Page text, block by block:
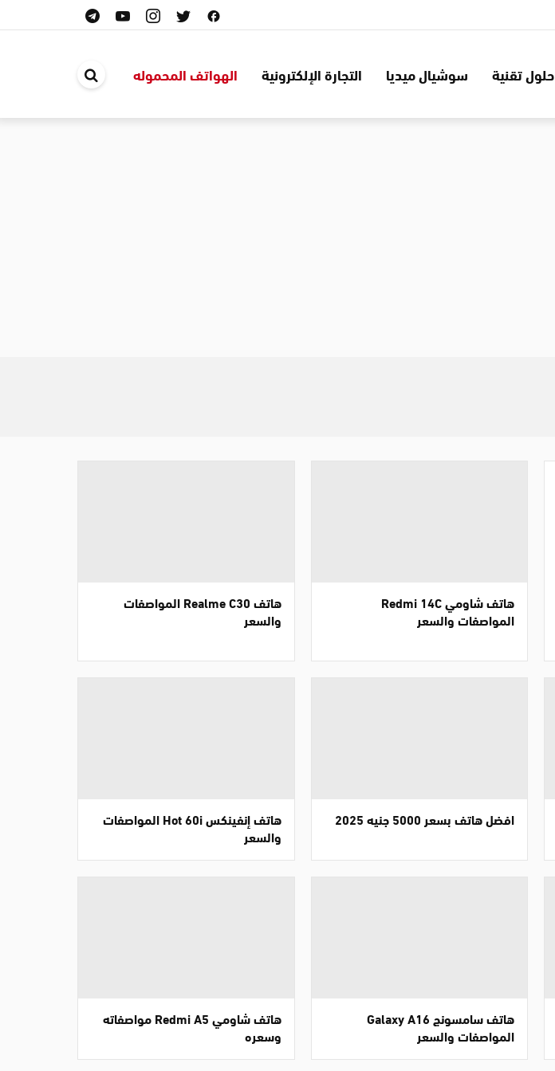
حلول تقنية سوشيال ميديا التجارة الإلكترونية الهواتف المحموله
هاتف شاومي Redmi 14C
المواصفات والسعر
هاتف Realme C30 المواصفات
والسعر
افضل هاتف بسعر 5000 جنيه 2025 هاتف إنفينكس Hot 60i المواصفات
والسعر
هاتف سامسونج Galaxy A16
المواصفات والسعر
هاتف شاومي Redmi A5 مواصفاته
وسعره